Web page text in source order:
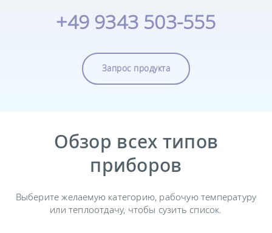
+49 9343 503-555
Запрос продукта
Обзор всех типов
приборов
Выберите желаемую категорию, рабочую температуру
или теплоотдачу, чтобы сузить список.